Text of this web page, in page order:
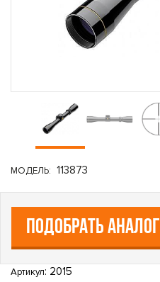
МОДЕЛЬ: 113873
ПОДОБРАТЬ АНАЛОГ
Артикул: 2015